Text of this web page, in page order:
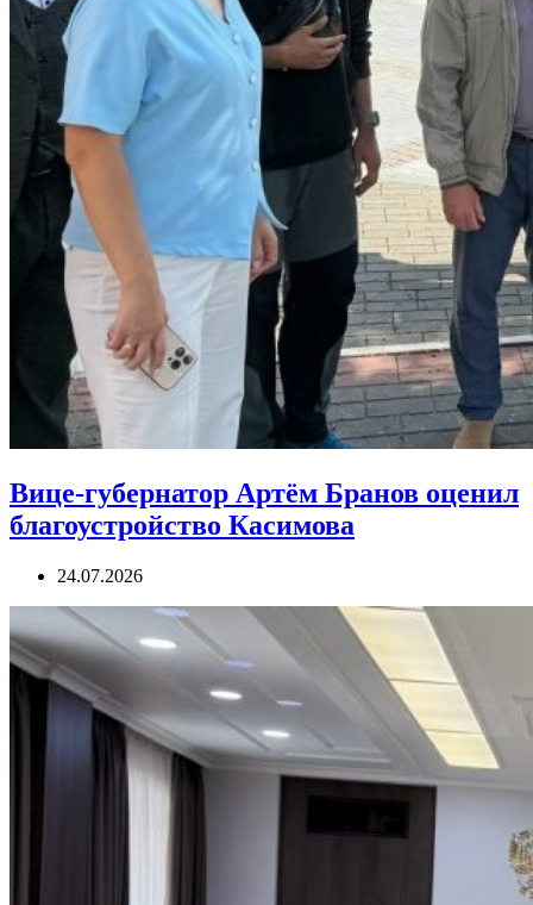
Вице-губернатор Артём Бранов оценил
благоустройство Касимова
24.07.2026